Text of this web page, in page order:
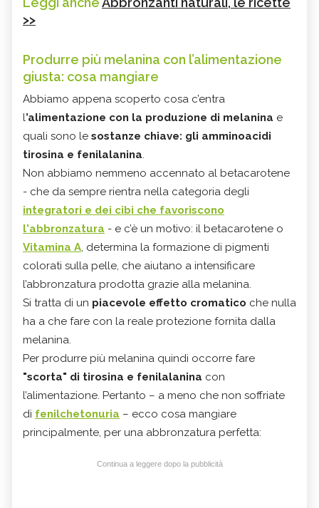
>>
Produrre più melanina con l’alimentazione
giusta: cosa mangiare
Abbiamo appena scoperto cosa c’entra
l’alimentazione con la produzione di melanina e
quali sono le sostanze chiave: gli amminoacidi
tirosina e fenilalanina.
Non abbiamo nemmeno accennato al betacarotene
- che da sempre rientra nella categoria degli
integratori e dei cibi che favoriscono
l'abbronzatura - e c’è un motivo: il betacarotene o
Vitamina A, determina la formazione di pigmenti
colorati sulla pelle, che aiutano a intensificare
l’abbronzatura prodotta grazie alla melanina.
Si tratta di un piacevole effetto cromatico che nulla
ha a che fare con la reale protezione fornita dalla
melanina.
Per produrre più melanina quindi occorre fare
"scorta" di tirosina e fenilalanina con
l’alimentazione. Pertanto – a meno che non soffriate
di fenilchetonuria – ecco cosa mangiare
principalmente, per una abbronzatura perfetta:
Continua a leggere dopo la pubblicità